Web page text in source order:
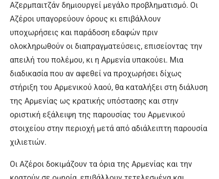
Αζερμπαιτζάν δημιουργεί μεγάλο προβληματισμό. Οι
Αζέροι υπαγορεύουν όρους κι επιβάλλουν
υποχωρήσεις και παράδοση εδαφών πριν
ολοκληρωθούν οι διαπραγματεύσεις, επισείοντας την
απειλή του πολέμου, κι η Αρμενία υπακούει. Μια
διαδικασία που αν αφεθεί να προχωρήσει δίχως
στήριξη του Αρμενικού λαού, θα καταλήξει στη διάλυση
της Αρμενίας ως κρατικής υπόστασης και στην
οριστική εξάλειψη της παρουσίας του Αρμενικού
στοιχείου στην περιοχή μετά από αδιάλειπτη παρουσία
χιλιετιών.
Οι Αζέροι δοκιμάζουν τα όρια της Αρμενίας και την